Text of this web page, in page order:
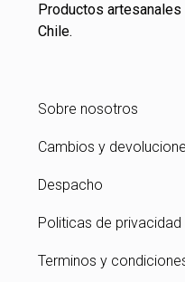
Productos
Chile.
Sobre nosotros
Cambios y
Despacho
Politicas de privacidad
Terminos y